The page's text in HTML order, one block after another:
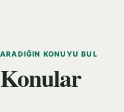
ARADIĞIN KONUYU BUL
Konular